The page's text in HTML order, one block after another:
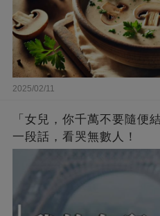
2025/02/11
「女兒，你千萬不要隨便
一段話，看哭無數人！